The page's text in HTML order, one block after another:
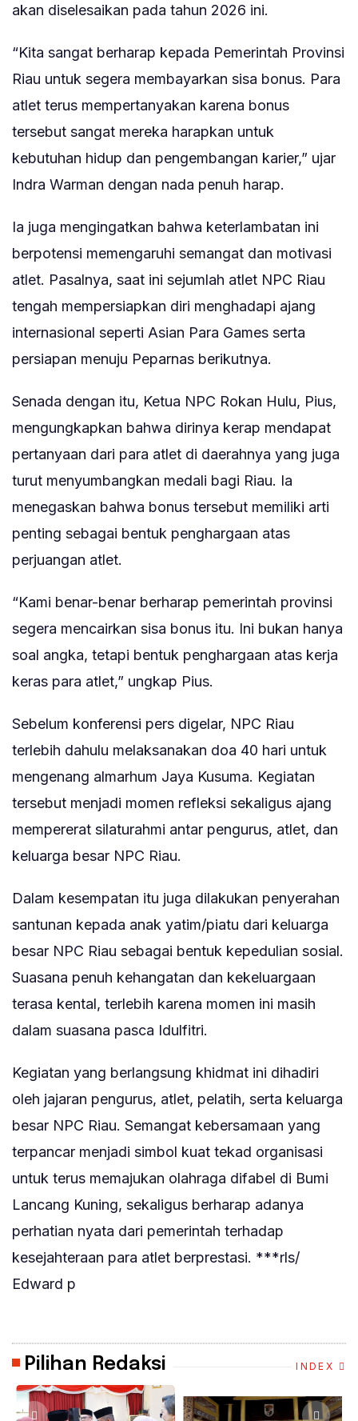
akan diselesaikan pada tahun 2026 ini.
“Kita sangat berharap kepada Pemerintah Provinsi
Riau untuk segera membayarkan sisa bonus. Para
atlet terus mempertanyakan karena bonus
tersebut sangat mereka harapkan untuk
kebutuhan hidup dan pengembangan karier,” ujar
Indra Warman dengan nada penuh harap.
Ia juga mengingatkan bahwa keterlambatan ini
berpotensi memengaruhi semangat dan motivasi
atlet. Pasalnya, saat ini sejumlah atlet NPC Riau
tengah mempersiapkan diri menghadapi ajang
internasional seperti Asian Para Games serta
persiapan menuju Peparnas berikutnya.
Senada dengan itu, Ketua NPC Rokan Hulu, Pius,
mengungkapkan bahwa dirinya kerap mendapat
pertanyaan dari para atlet di daerahnya yang juga
turut menyumbangkan medali bagi Riau. Ia
menegaskan bahwa bonus tersebut memiliki arti
penting sebagai bentuk penghargaan atas
perjuangan atlet.
“Kami benar-benar berharap pemerintah provinsi
segera mencairkan sisa bonus itu. Ini bukan hanya
soal angka, tetapi bentuk penghargaan atas kerja
keras para atlet,” ungkap Pius.
Sebelum konferensi pers digelar, NPC Riau
terlebih dahulu melaksanakan doa 40 hari untuk
mengenang almarhum Jaya Kusuma. Kegiatan
tersebut menjadi momen refleksi sekaligus ajang
mempererat silaturahmi antar pengurus, atlet, dan
keluarga besar NPC Riau.
Dalam kesempatan itu juga dilakukan penyerahan
santunan kepada anak yatim/piatu dari keluarga
besar NPC Riau sebagai bentuk kepedulian sosial.
Suasana penuh kehangatan dan kekeluargaan
terasa kental, terlebih karena momen ini masih
dalam suasana pasca Idulfitri.
Kegiatan yang berlangsung khidmat ini dihadiri
oleh jajaran pengurus, atlet, pelatih, serta keluarga
besar NPC Riau. Semangat kebersamaan yang
terpancar menjadi simbol kuat tekad organisasi
untuk terus memajukan olahraga difabel di Bumi
Lancang Kuning, sekaligus berharap adanya
perhatian nyata dari pemerintah terhadap
kesejahteraan para atlet berprestasi. ***rls/
Edward p
Pilihan Redaksi INDEX